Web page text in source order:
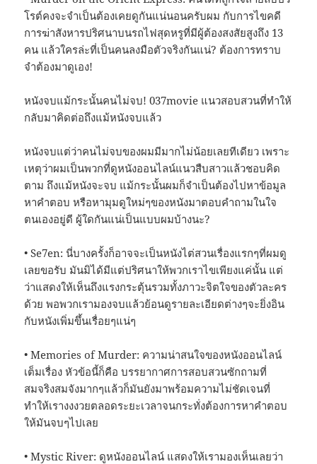
โรต์คงจะจำเป็นต้องเคยดูกันแน่นอนครับผม กับการไขคดี
การฆ่าสังหารปริศนาบนรถไฟสุดหรูที่มีผู้ต้องสงสัยสูงถึง 13
คน แล้วใครล่ะที่เป็นคนลงมือตัวจริงกันแน่? ต้องการทราบ
จำต้องมาดูเอง!
หนังจบแม้กระนั้นคนไม่จบ! 037movie แนวสอบสวนที่ทำให้
กลับมาคิดต่อถึงแม้หนังจบแล้ว
หนังจบแต่ว่าคนไม่จบของผมมีมากไม่น้อยเลยทีเดียว เพราะ
เหตุว่าผมเป็นพวกที่ดูหนังออนไลน์แนวสืบสาวแล้วชอบคิด
ตาม ถึงแม้หนังจะจบ แม้กระนั้นผมก็จำเป็นต้องไปหาข้อมูล
หาคำตอบ หรือหามุมดูใหม่ๆของหนังมาตอบคำถามในใจ
ตนเองอยู่ดี ผู้ใดกันแน่เป็นแบบผมบ้างนะ?
• Se7en: นี่บางครั้งก็อาจจะเป็นหนังไต่สวนเรื่องแรกๆที่ผมดู
เลยขอรับ มันมิได้มีแต่ปริศนาให้พวกเราไขเพียงแค่นั้น แต่
ว่าแสดงให้เห็นถึงแรงกระตุ้นรวมทั้งภาวะจิตใจของตัวละคร
ด้วย พอพวกเรามองจบแล้วย้อนดูรายละเอียดต่างๆจะยิ่งอิน
กับหนังเพิ่มขึ้นเรื่อยๆแน่ๆ
• Memories of Murder: ความน่าสนใจของหนังออนไลน์
เต็มเรื่อง หัวข้อนี้ก็คือ บรรยากาศการสอบสวนซักถามที่
สมจริงสมจังมากๆแล้วก็มันยังมาพร้อมความไม่ชัดเจนที่
ทำให้เรางงงวยตลอดระยะเวลาจนกระทั่งต้องการหาคำตอบ
ให้มันจบๆไปเลย
• Mystic River: ดูหนังออนไลน์ แสดงให้เรามองเห็นเลยว่า